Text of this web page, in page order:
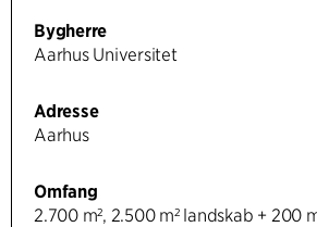
Bygherre
Aarhus Universitet
Adresse
Aarhus
Omfang
2.700 m², 2.500 m² landskab + 200